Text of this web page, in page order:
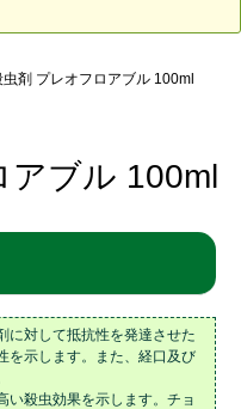
虫剤 プレオフロアブル 100ml
アブル 100ml
に対して抵抗性を発達させた
を示します。また、経口及び
い殺虫効果を示します。チョ